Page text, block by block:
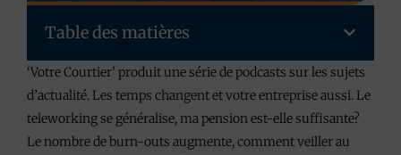
Table des matières
‘Votre Courtier’ produit une série de podcasts sur les sujets
d’actualité. Les temps changent et votre entreprise aussi. Le
teleworking se généralise, ma pension est-elle suffisante?
Le nombre de burn-outs augmente, comment veiller au